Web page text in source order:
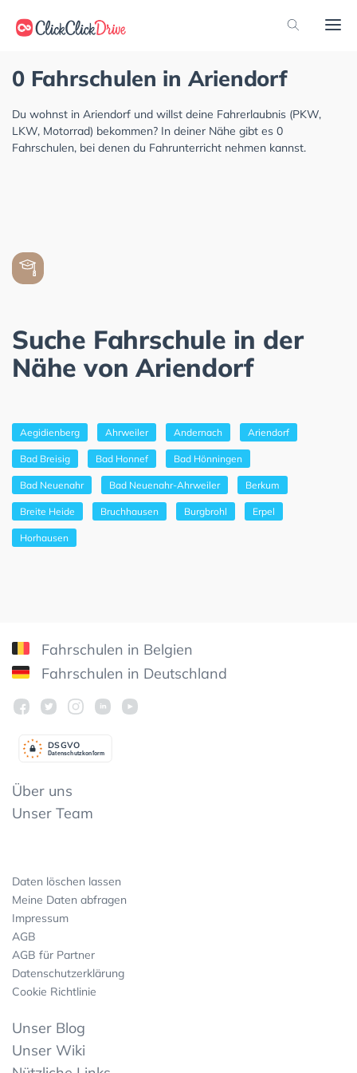
0 Fahrschulen in Ariendorf
Du wohnst in Ariendorf und willst deine Fahrerlaubnis (PKW,
LKW, Motorrad) bekommen? In deiner Nähe gibt es 0
Fahrschulen, bei denen du Fahrunterricht nehmen kannst.
Suche Fahrschule in der
Nähe von Ariendorf
Aegidienberg Ahrweiler Andernach Ariendorf
Bad Breisig Bad Honnef Bad Hönningen
Bad Neuenahr Bad Neuenahr-Ahrweiler Berkum
Breite Heide Bruchhausen Burgbrohl Erpel
Horhausen
Fahrschulen in Belgien
Fahrschulen in Deutschland
Datenschutzkonform
DSGVO
Über uns
Unser Team
Daten löschen lassen
Meine Daten abfragen
Impressum
AGB
AGB für Partner
Datenschutzerklärung
Cookie Richtlinie
Unser Blog
Unser Wiki